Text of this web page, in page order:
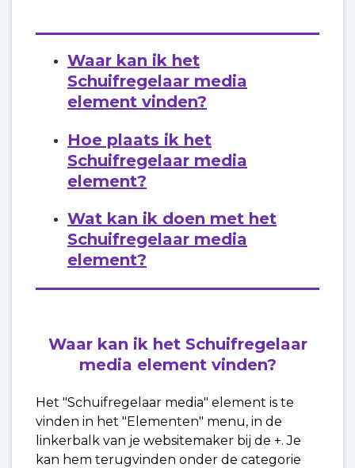
Het "Bel ons" Element
Het "Tabs" Element
Het "Inklapbare Inhoud" Element
Zie meer
Waar kan ik het
Schuifregelaar media
element vinden?
Hoe plaats ik het
Schuifregelaar media
element?
Wat kan ik doen met het
Schuifregelaar media
element?
Waar kan ik het Schuifregelaar
media element vinden?
Het "Schuifregelaar media" element is te
vinden in het "Elementen" menu, in de
linkerbalk van je websitemaker bij de +. Je
kan hem terugvinden onder de categorie